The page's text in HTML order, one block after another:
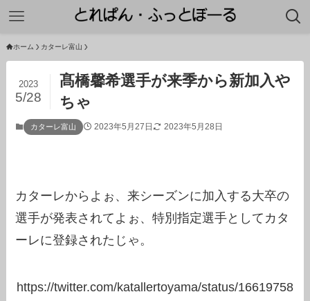
ホーム カターレ富山
髙橋馨希選手が来季から新加入や
ちゃ
2023
5/28
カターレ富山 2023年5月27日 2023年5月28日
カターレからよぉ、来シーズンに加入する大卒の
選手が発表されてよぉ、特別指定選手としてカタ
ーレに登録されたじゃ。
https://twitter.com/katallertoyama/status/16619758